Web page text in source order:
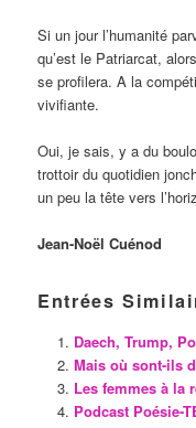
Si un jour l’humanité
qu’est le Patriarcat,
se profilera. A la
vivifiante.
Oui, je sais, y a du
trottoir du quotidien
un peu la tête vers
Jean-Noël Cuénod
Entrées
Daech, Trump,
Mais où sont-ils
Les femmes à la
Podcast Poésie-